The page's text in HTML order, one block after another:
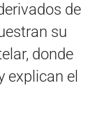
de
su
donde
explican el